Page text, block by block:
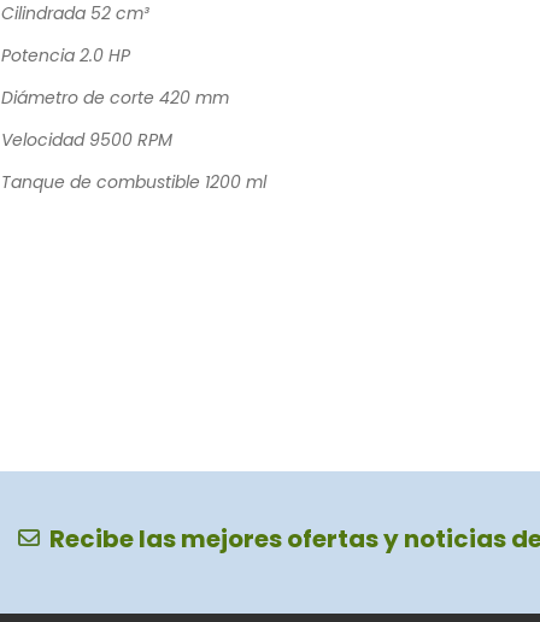
Cilindrada 52 cm³
Potencia 2.0 HP
Diámetro de corte 420 mm
Velocidad 9500 RPM
Tanque de combustible 1200 ml
Recibe las mejores ofertas y noticias